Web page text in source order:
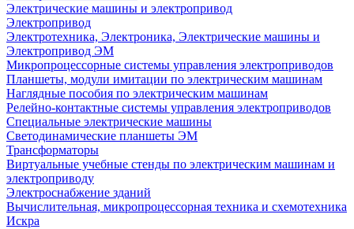
Электрические машины и электропривод
Электропривод
Электротехника, Электроника, Электрические машины и
Электропривод ЭМ
Микропроцессорные системы управления электроприводов
Планшеты, модули имитации по электрическим машинам
Наглядные пособия по электрическим машинам
Релейно-контактные системы управления электроприводов
Специальные электрические машины
Светодинамические планшеты ЭМ
Трансформаторы
Виртуальные учебные стенды по электрическим машинам и
электроприводу
Электроснабжение зданий
Вычислительная, микропроцессорная техника и схемотехника
Искра